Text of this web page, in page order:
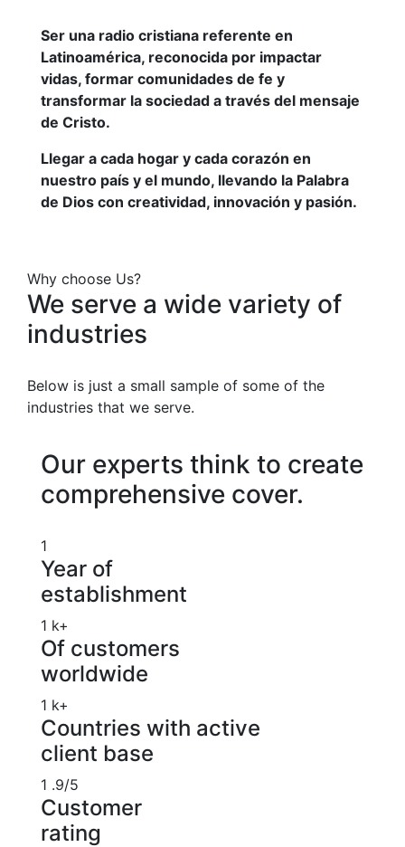
Ser una radio cristiana referente en
Latinoamérica, reconocida por impactar
vidas, formar comunidades de fe y
transformar la sociedad a través del mensaje
de Cristo.
Llegar a cada hogar y cada corazón en
nuestro país y el mundo, llevando la Palabra
de Dios con creatividad, innovación y pasión.
Why choose Us?
We serve a wide variety of
industries
Below is just a small sample of some of the
industries that we serve.
Our experts think to create
comprehensive cover.
1
Year of
establishment
1 k+
Of customers
worldwide
1 k+
Countries with active
client base
1 .9/5
Customer
rating